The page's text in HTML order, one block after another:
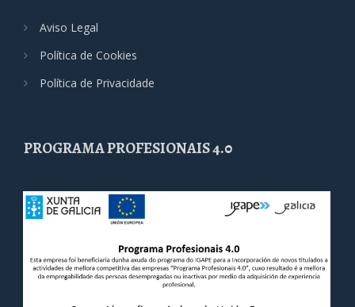
Aviso Legal
Política de Cookies
Política de Privacidade
PROGRAMA PROFESIONAIS 4.0